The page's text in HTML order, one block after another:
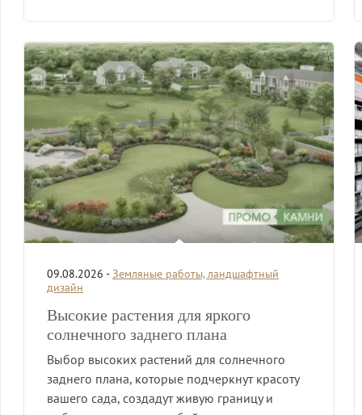
09.08.2026 -Земляные работы, ландшафтный
дизайн
Высокие растения для яркого
солнечного заднего плана
Выбор высоких растений для солнечного
заднего плана, которые подчеркнут красоту
вашего сада, создадут живую границу и